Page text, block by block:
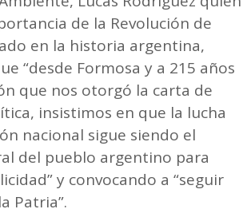
de la Revolución de
en la historia argentina,
“desde Formosa y a 215 años
que nos otorgó la carta de
insistimos en que la lucha
nacional sigue siendo el
del pueblo argentino para
y convocando a “seguir
Patria”.